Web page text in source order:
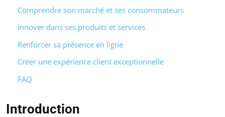
Comprendre son marché et ses consommateurs
Innover dans ses produits et services
Renforcer sa présence en ligne
Créer une expérience client exceptionnelle
FAQ
Introduction